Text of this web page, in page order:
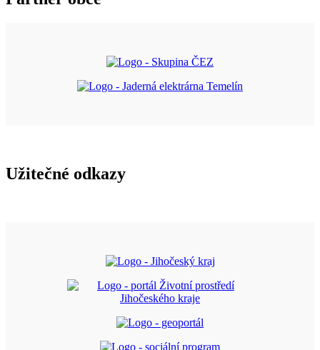
Užitečné odkazy